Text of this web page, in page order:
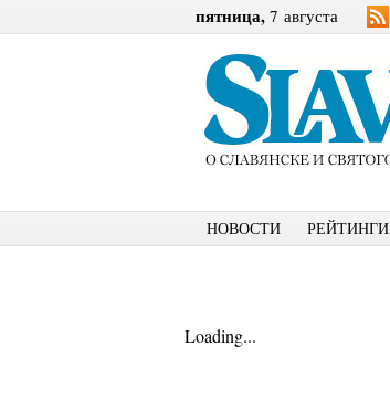
пятница, 7 августа
НОВОСТИ РЕЙТИНГИ
Loading...